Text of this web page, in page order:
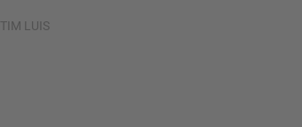
TIM LUIS